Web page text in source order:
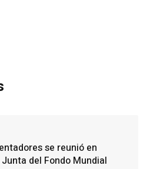
se reunió en
del Fondo Mundial